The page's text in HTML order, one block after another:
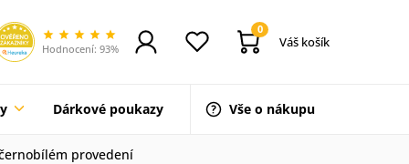
Hodnocení: 93%
0
Váš košík
Dárkové poukazy Vše o nákupu
provedení